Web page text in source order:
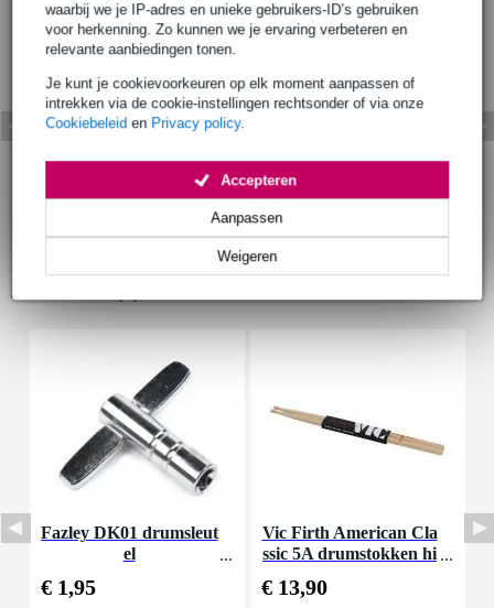
waarbij we je IP-adres en unieke gebruikers-ID’s gebruiken
voor herkenning. Zo kunnen we je ervaring verbeteren en
relevante aanbiedingen tonen.
Je kunt je cookievoorkeuren op elk moment aanpassen of
intrekken via de cookie-instellingen rechtsonder of via onze
Cookiebeleid en Privacy policy.
Weigeren
Aanpassen
Accepteren
Accessoires (9)
Fazley DK01 drumsleut
el
€ 1,95
Vic Firth American Cla
ssic 5A drumstokken hi
€ 13,90